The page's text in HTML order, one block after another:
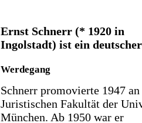
Ernst Schnerr (* 1920 in
Ingolstadt) ist ein
Werdegang
Schnerr promovierte 1947 an
Juristischen Fakultät der
München. Ab 1950 war er